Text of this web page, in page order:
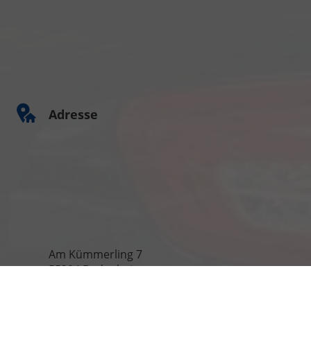
Adresse
Am Kümmerling 7
55294 Bodenheim